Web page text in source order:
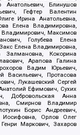
Блинушов
Гефтер Валентин
Ирина Анатольевна,
Елена Владимировна,
Владимирович, Максимов
Голубева Елена
Елена Владимировна,
Кокорина
Арапова Галина
Вадим Юрьевич,
Васильевич, Протасова
Лукашевский Сергей
Ефимович, Сухих
Добровольская Анна
Смирнов Владимир
Борис Андреевич,
Иосифовна, Орлов Олег
Маркович, Захаров